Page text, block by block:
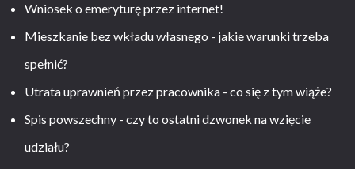
Wniosek o emeryturę przez internet!
Mieszkanie bez wkładu własnego - jakie warunki trzeba
spełnić?
Utrata uprawnień przez pracownika - co się z tym wiąże?
Spis powszechny - czy to ostatni dzwonek na wzięcie
udziału?